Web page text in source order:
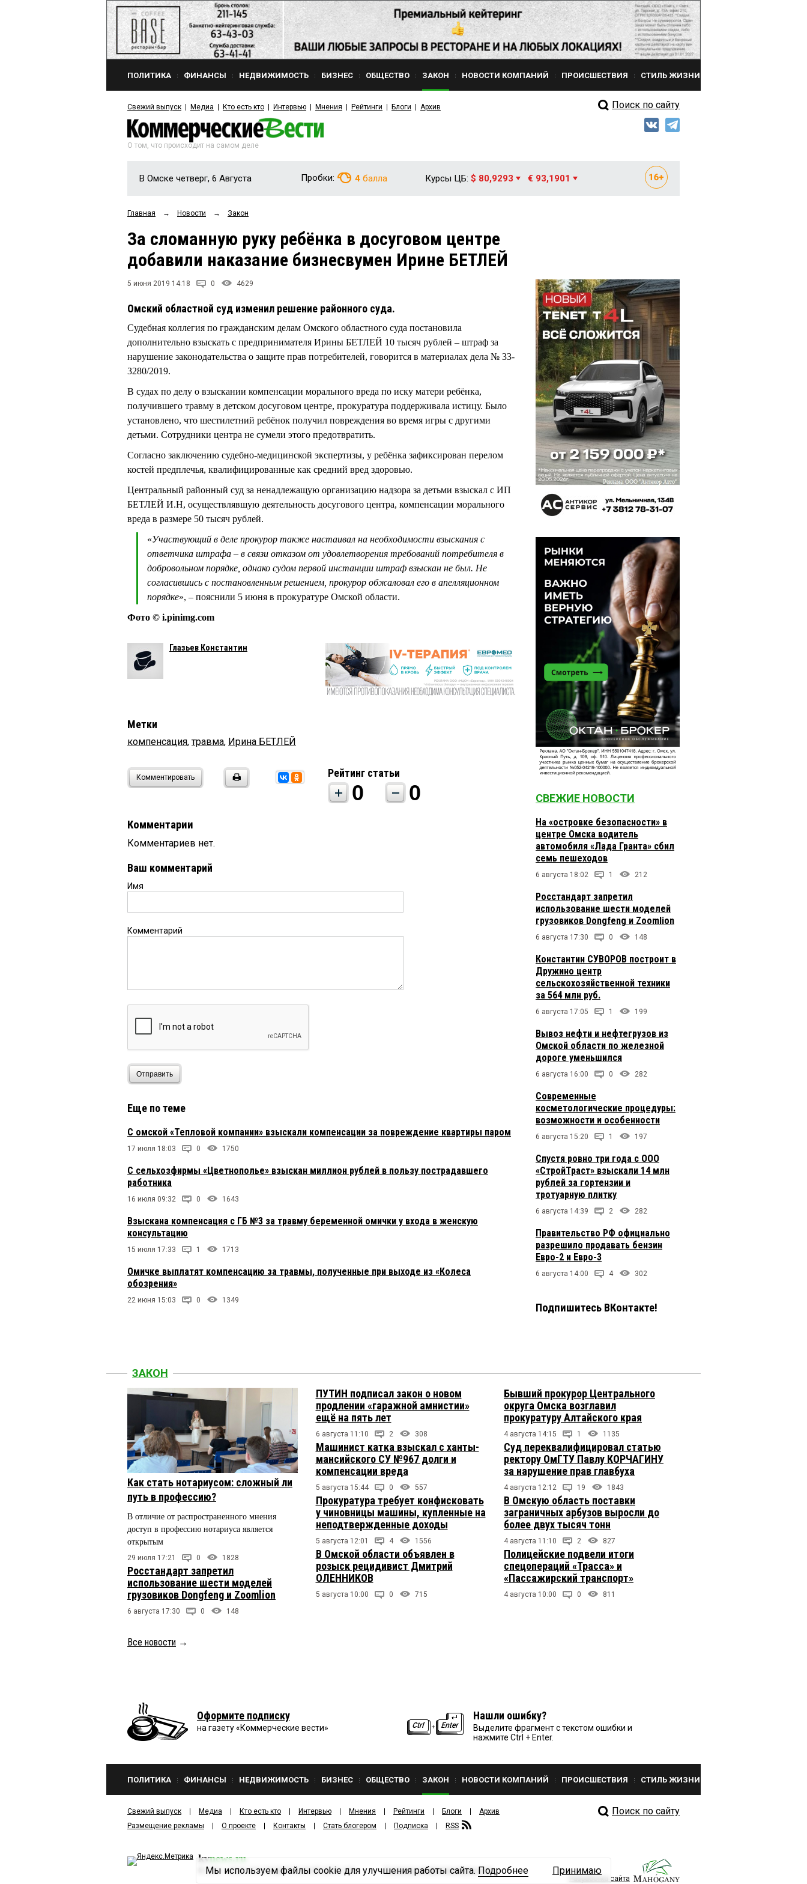
ПОЛИТИКА ФИНАНСЫ НЕДВИЖИМОСТЬ БИЗНЕС ОБЩЕСТВО ЗАКОН НОВОСТИ КОМПАНИЙ ПРОИСШЕСТВИЯ СТИЛЬ ЖИЗНИ
Свежий выпуск Медиа Кто есть кто Интервью Мнения Рейтинги Блоги Архив Поиск по сайту
О том, что происходит на самом деле
В Омске четверг, 6 Августа Пробки: 4 балла Курсы ЦБ: $ 80,9293 € 93,1901
Главная → Новости → Закон
За сломанную руку ребёнка в досуговом центре
добавили наказание бизнесвумен Ирине БЕТЛЕЙ
5 июня 2019 14:18 0 4629
Омский областной суд изменил решение районного суда.
Судебная коллегия по гражданским делам Омского областного суда постановила
дополнительно взыскать с предпринимателя Ирины БЕТЛЕЙ 10 тысяч рублей – штраф за
нарушение законодательства о защите прав потребителей, говорится в материалах дела № 33-
3280/2019.
В судах по делу о взыскании компенсации морального вреда по иску матери ребёнка,
получившего травму в детском досуговом центре, прокуратура поддерживала истицу. Было
установлено, что шестилетний ребёнок получил повреждения во время игры с другими
детьми. Сотрудники центра не сумели этого предотвратить.
Согласно заключению судебно-медицинской экспертизы, у ребёнка зафиксирован перелом
костей предплечья, квалифицированные как средний вред здоровью.
Центральный районный суд за ненадлежащую организацию надзора за детьми взыскал с ИП
БЕТЛЕЙ И.Н, осуществлявшую деятельность досугового центра, компенсации морального
вреда в размере 50 тысяч рублей.
«Участвующий в деле прокурор также настаивал на необходимости взыскания с
ответчика штрафа – в связи отказом от удовлетворения требований потребителя в
добровольном порядке, однако судом первой инстанции штраф взыскан не был. Не
согласившись с постановленным решением, прокурор обжаловал его в апелляционном
порядке», – пояснили 5 июня в прокуратуре Омской области.
Фото © i.pinimg.com
Глазьев Константин
Метки
компенсация,травма, Ирина БЕТЛЕЙ
Комментировать Рейтинг статьи
0 0
Комментарии
Комментариев нет.
Ваш комментарий
Имя
Комментарий
Отправить
Еще по теме
С омской «Тепловой компании» взыскали компенсации за повреждение квартиры паром
17 июля 18:03 0 1750
C сельхозфирмы «Цветнополье» взыскан миллион рублей в пользу пострадавшего
работника
16 июля 09:32 0 1643
Взыскана компенсация с ГБ №3 за травму беременной омички у входа в женскую
консультацию
15 июля 17:33 1 1713
Омичке выплатят компенсацию за травмы, полученные при выходе из «Колеса
обозрения»
22 июня 15:03 0 1349
СВЕЖИЕ НОВОСТИ
На «островке безопасности» в
центре Омска водитель
автомобиля «Лада Гранта» сбил
семь пешеходов
6 августа 18:02 1 212
Росстандарт запретил
использование шести моделей
грузовиков Dongfeng и Zoomlion
6 августа 17:30 0 148
Константин СУВОРОВ построит в
Дружино центр
сельскохозяйственной техники
за 564 млн руб.
6 августа 17:05 1 199
Вывоз нефти и нефтегрузов из
Омской области по железной
дороге уменьшился
6 августа 16:00 0 282
Современные
косметологические процедуры:
возможности и особенности
6 августа 15:20 1 197
Спустя ровно три года с ООО
«СтройТраст» взыскали 14 млн
рублей за гортензии и
тротуарную плитку
6 августа 14:39 2 282
Правительство РФ официально
разрешило продавать бензин
Евро-2 и Евро-3
6 августа 14:00 4 302
Подпишитесь ВКонтакте!
ЗАКОН
Как стать нотариусом: сложный ли
путь в профессию?
В отличие от распространенного мнения
доступ в профессию нотариуса является
открытым
29 июля 17:21 0 1828
Росстандарт запретил
использование шести моделей
грузовиков Dongfeng и Zoomlion
6 августа 17:30 0 148
ПУТИН подписал закон о новом
продлении «гаражной амнистии»
ещё на пять лет
6 августа 11:10 2 308
Машинист катка взыскал с ханты-
мансийского СУ №967 долги и
компенсации вреда
5 августа 15:44 0 557
Прокуратура требует конфисковать
у чиновницы машины, купленные на
неподтвержденные доходы
5 августа 12:01 4 1556
В Омской области объявлен в
розыск рецидивист Дмитрий
ОЛЕННИКОВ
5 августа 10:00 0 715
Бывший прокурор Центрального
округа Омска возглавил
прокуратуру Алтайского края
4 августа 14:15 1 1135
Суд переквалифицировал статью
ректору ОмГТУ Павлу КОРЧАГИНУ
за нарушение прав главбуха
4 августа 12:12 19 1843
В Омскую область поставки
заграничных арбузов выросли до
более двух тысяч тонн
4 августа 11:10 2 827
Полицейские подвели итоги
спецопераций «Трасса» и
«Пассажирский транспорт»
4 августа 10:00 0 811
Все новости →
Оформите подписку
на газету «Коммерческие вести»
Нашли ошибку?
Выделите фрагмент с текстом ошибки и
нажмите Ctrl + Enter.
ПОЛИТИКА ФИНАНСЫ НЕДВИЖИМОСТЬ БИЗНЕС ОБЩЕСТВО ЗАКОН НОВОСТИ КОМПАНИЙ ПРОИСШЕСТВИЯ СТИЛЬ ЖИЗНИ
Свежий выпуск Медиа Кто есть кто Интервью Мнения Рейтинги Блоги
Архив
Размещение рекламы
О проекте Контакты Стать блогером Подписка RSS
Поиск по сайту
kvnews.ru
2001—2026ООО ИЗДАТЕЛЬСКИЙ ДОМ «КВ».
Политика конфиденциальности
Разработка сайта
Мы используем файлы cookie для улучшения работы сайта. Подробнее Принимаю